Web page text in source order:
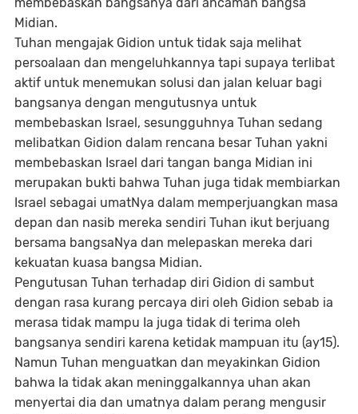
Midian.
Tuhan mengajak Gidion untuk tidak saja melihat
persoalaan dan mengeluhkannya tapi supaya terlibat
aktif untuk menemukan solusi dan jalan keluar bagi
bangsanya dengan mengutusnya untuk
membebaskan Israel, sesungguhnya Tuhan sedang
melibatkan Gidion dalam rencana besar Tuhan yakni
membebaskan Israel dari tangan banga Midian ini
merupakan bukti bahwa Tuhan juga tidak membiarkan
Israel sebagai umatNya dalam memperjuangkan masa
depan dan nasib mereka sendiri Tuhan ikut berjuang
bersama bangsaNya dan melepaskan mereka dari
kekuatan kuasa bangsa Midian.
Pengutusan Tuhan terhadap diri Gidion di sambut
dengan rasa kurang percaya diri oleh Gidion sebab ia
merasa tidak mampu Ia juga tidak di terima oleh
bangsanya sendiri karena ketidak mampuan itu (ay15).
Namun Tuhan menguatkan dan meyakinkan Gidion
bahwa Ia tidak akan meninggalkannya uhan akan
menyertai dia dan umatnya dalam perang mengusir